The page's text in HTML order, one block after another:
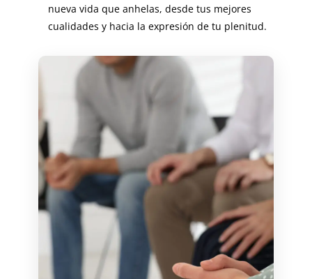
nueva vida que anhelas, desde tus mejores
cualidades y hacia la expresión de tu plenitud.